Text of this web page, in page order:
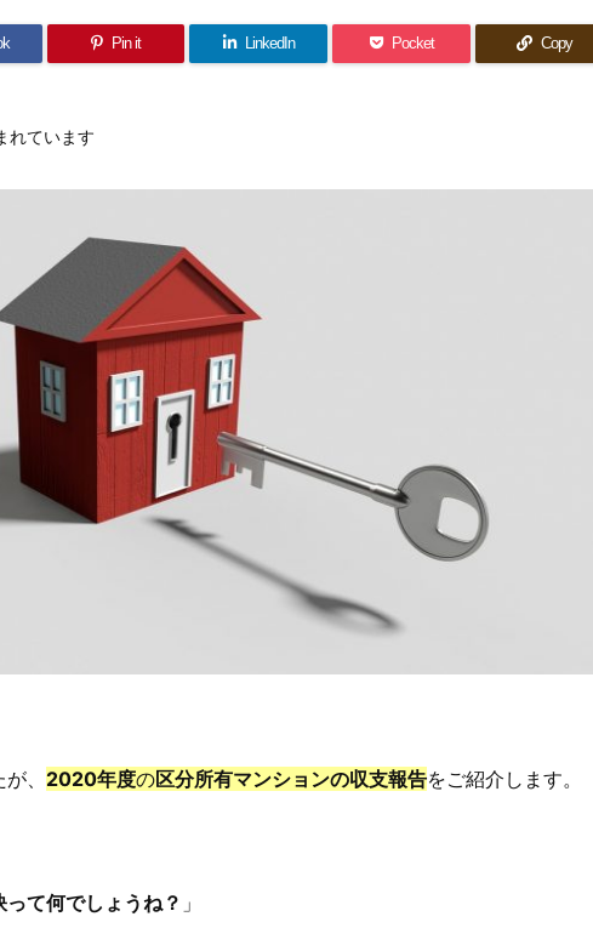
Pin it LinkedIn Pocket Copy
れています
、 2020年度の区分所有マンションの収支報告をご紹介します。
て何でしょうね？ 」